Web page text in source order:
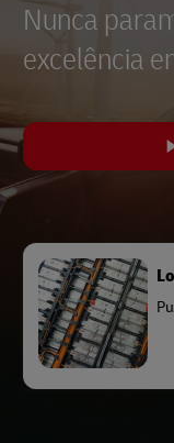
Nunca
excelência